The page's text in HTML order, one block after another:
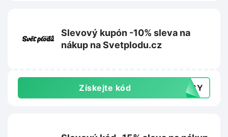
Slevový kupón -10% sleva na
nákup na Svetplodu.cz
Získejte kód 148Y